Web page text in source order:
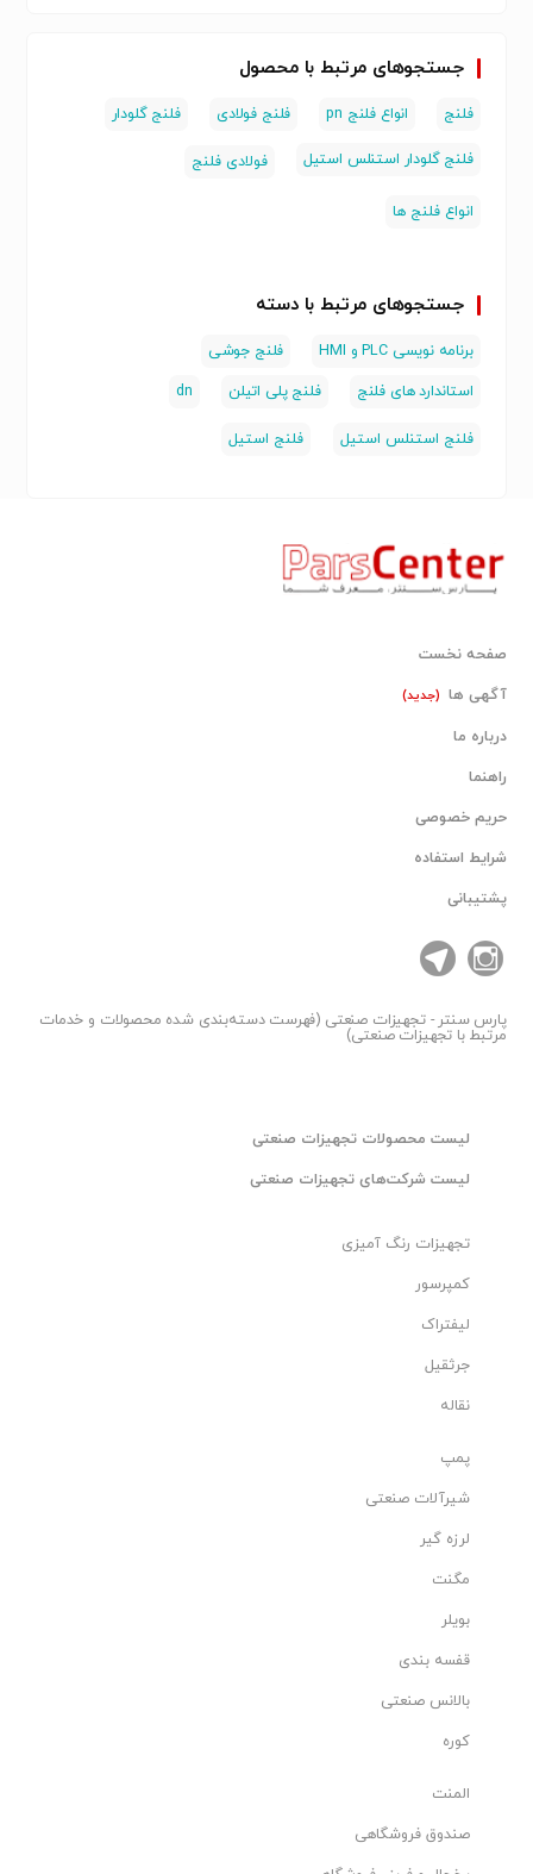
جستجوهای مرتبط با محصول
فلنج انواع فلنج pn فلنج فولادی فلنج گلودار
فلنج گلودار استنلس استیل فولادی فلنج
انواع فلنج ها
جستجوهای مرتبط با دسته
برنامه نویسی PLC و HMI
فلنج جوشی
استاندارد های فلنج
فلنج پلی اتیلن dn
فلنج استنلس استیل فلنج استیل
صفحه نخست
آگهی ها (جدید)
درباره ما
راهنما
حریم خصوصی
شرایط استفاده
پشتیبانی
پارس سنتر- تجهیزات صنعتی (فهرست دسته‌بندی شده محصولات و خدمات
مرتبط با تجهیزات صنعتی)
لیست محصولات تجهیزات صنعتی
لیست شرکت‌های تجهیزات صنعتی
تجهیزات رنگ آمیزی
کمپرسور
لیفتراک
جرثقیل
نقاله
پمپ
شیرآلات صنعتی
لرزه گیر
مگنت
بویلر
قفسه بندی
بالانس صنعتی
کوره
المنت
صندوق فروشگاهی